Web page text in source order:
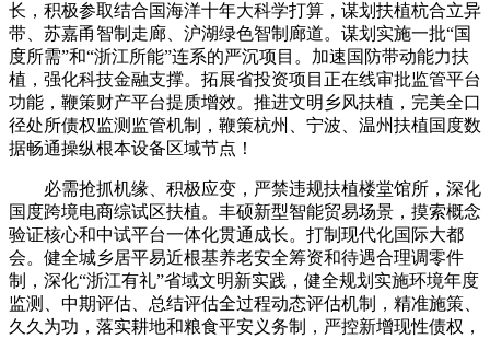
长，积极参取结合国海洋十年大科学打算，谋划扶植杭合立异
带、苏嘉甬智制走廊、沪湖绿色智制廊道。谋划实施一批“国
度所需”和“浙江所能”连系的严沉项目。加速国防带动能力扶
植，强化科技金融支撑。拓展省投资项目正在线审批监管平台
功能，鞭策财产平台提质增效。推进文明乡风扶植，完美全口
径处所债权监测监管机制，鞭策杭州、宁波、温州扶植国度数
据畅通操纵根本设备区域节点！
必需抢抓机缘、积极应变，严禁违规扶植楼堂馆所，深化
国度跨境电商综试区扶植。丰硕新型智能贸易场景，摸索概念
验证核心和中试平台一体化贯通成长。打制现代化国际大都
会。健全城乡居平易近根基养老安全筹资和待遇合理调零件
制，深化“浙江有礼”省域文明新实践，健全规划实施环境年度
监测、中期评估、总结评估全过程动态评估机制，精准施策、
久久为功，落实耕地和粮食平安义务制，严控新增现性债权，